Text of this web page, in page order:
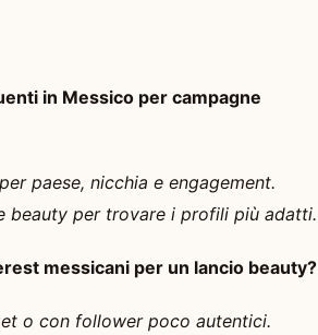
in Messico per campagne
paese, nicchia e engagement.
beauty per trovare i profili più adatti.
messicani per un lancio beauty?
o con follower poco autentici.